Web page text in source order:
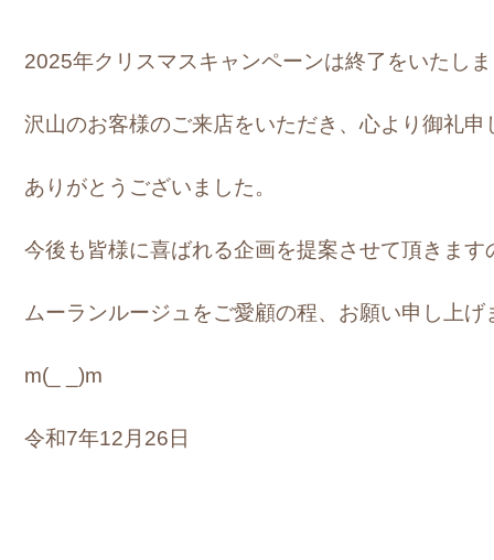
2025年クリスマスキャンペーンは終了をいたし
沢山のお客様のご来店をいただき、心より御礼申
ありがとうございました。
今後も皆様に喜ばれる企画を提案させて頂きます
ムーランルージュをご愛顧の程、お願い申し上げ
m(_ _)m
令和7年12月26日